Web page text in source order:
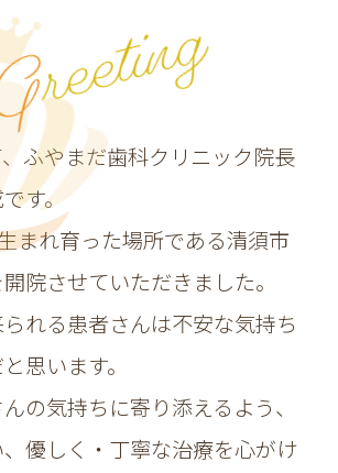
g
ふやまだ歯科クリニック院長
す。
まれ育った場所である清須市
院させていただきました。
れる患者さんは不安な気持ち
思います。
の気持ちに寄り添えるよう、
優しく・丁寧な治療を心がけ